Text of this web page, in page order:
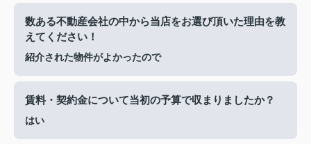
数ある不動産会社の中から当店をお選び頂いた理由を教
えてください！
紹介された物件がよかったので
賃料・契約金について当初の予算で収まりましたか？
はい